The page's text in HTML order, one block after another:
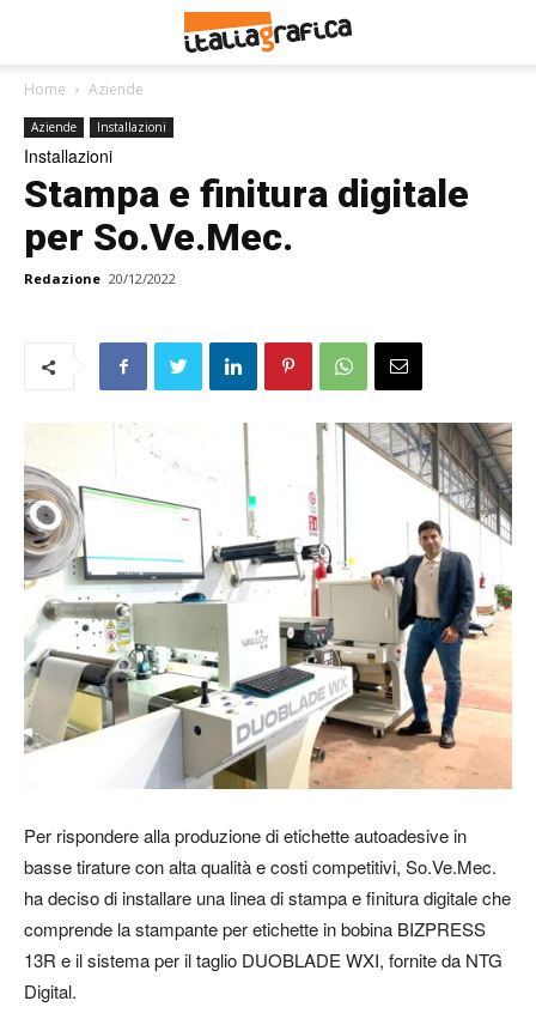
Home Aziende
Aziende Installazioni
Installazioni
Stampa e finitura digitale
per So.Ve.Mec.
Redazione 20/12/2022
Per rispondere alla produzione di etichette autoadesive in
basse tirature con alta qualità e costi competitivi, So.Ve.Mec.
ha deciso di installare una linea di stampa e finitura digitale che
comprende la stampante per etichette in bobina BIZPRESS
13R e il sistema per il taglio DUOBLADE WXI, fornite da NTG
Digital.